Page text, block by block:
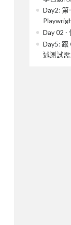
Day2: 第
Day 02 -
Day5: 跟
述測試